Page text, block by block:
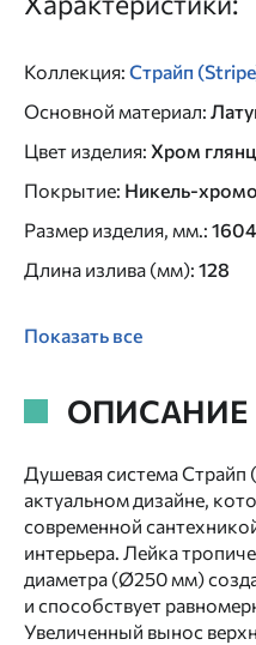
Коллекция: Страйп
Основной материал:
Цвет изделия: Хром
Покрытие: Никель-
Размер изделия, мм.:
Длина излива (мм): 128
Показать все
ОПИСАНИЕ
Душевая система Страйп
актуальном дизайне,
современной
интерьера. Лейка
диаметра (Ø250 мм)
и способствует
Увеличенный вынос